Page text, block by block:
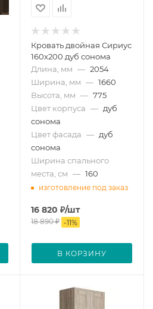
Кровать двойная Сириус
160х200 дуб сонома
Длина, мм — 2054
Ширина, мм — 1660
Высота, мм — 775
Цвет корпуса — дуб
сонома
Цвет фасада — дуб
сонома
Ширина спального
места, см — 160
изготовление под заказ
16 820 ₽/шт
18 890₽ -11%
В КОРЗИНУ